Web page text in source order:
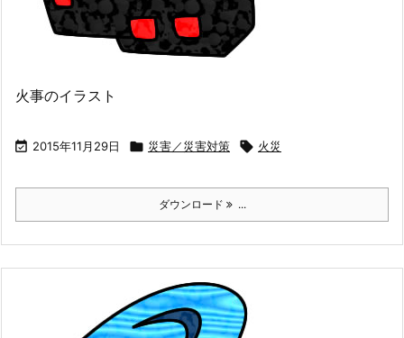
火事のイラスト
 2015年11月29日  災害／災害対策  火災
ダウンロード ...